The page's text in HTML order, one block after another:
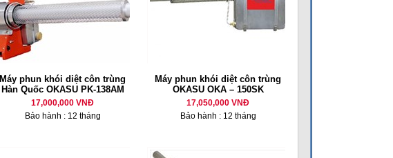
Máy phun khói diệt côn trùng
Hàn Quốc OKASU PK-138AM
17,000,000 VNĐ
Bảo hành : 12 tháng
Máy phun khói diệt côn trùng
OKASU OKA – 150SK
17,050,000 VNĐ
Bảo hành : 12 tháng